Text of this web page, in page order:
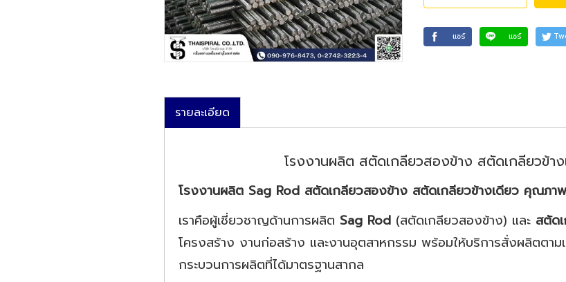
แชร์ แชร์
รายละเอียด
โรงงานผลิต สตัดเกลียวสองข้าง สตัดเกลียวข้า
โรงงานผลิต Sag Rod สตัดเกลียวสองข้าง สตัดเกลียวข้างเดียว คุณภา
เราคือผู้เชี่ยวชาญด้านการผลิต Sag Rod (สตัดเกลียวสองข้าง) และ สตัด
โครงสร้าง งานก่อสร้าง และงานอุตสาหกรรม พร้อมให้บริการสั่งผลิตต
กระบวนการผลิตที่ได้มาตรฐานสากล